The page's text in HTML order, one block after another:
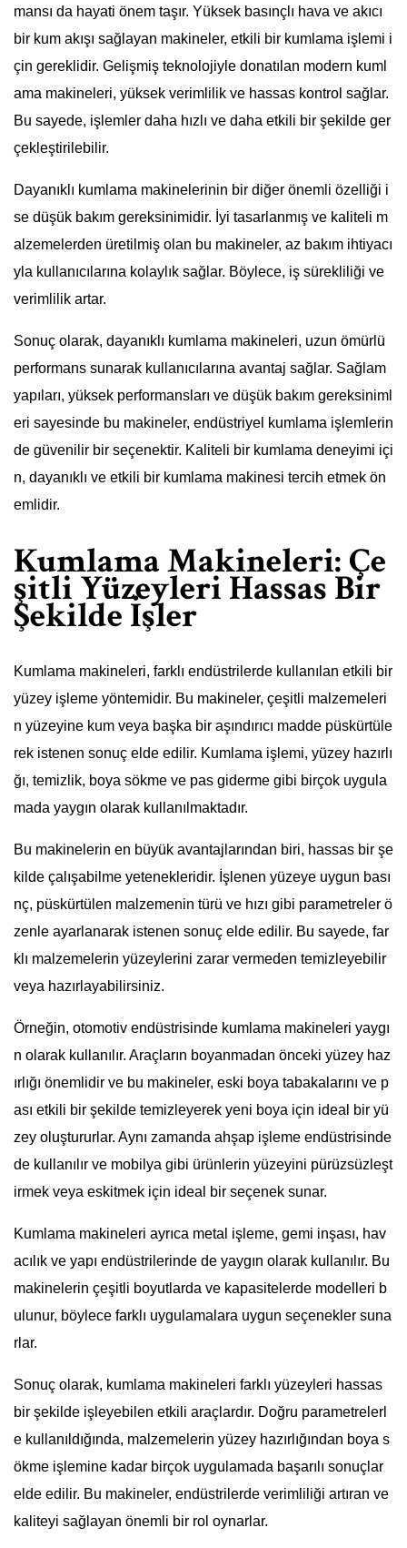
mansı da hayati önem taşır. Yüksek basınçlı hava ve akıcı
bir kum akışı sağlayan makineler, etkili bir kumlama işlemi i
çin gereklidir. Gelişmiş teknolojiyle donatılan modern kuml
ama makineleri, yüksek verimlilik ve hassas kontrol sağlar.
Bu sayede, işlemler daha hızlı ve daha etkili bir şekilde ger
çekleştirilebilir.
Dayanıklı kumlama makinelerinin bir diğer önemli özelliği i
se düşük bakım gereksinimidir. İyi tasarlanmış ve kaliteli m
alzemelerden üretilmiş olan bu makineler, az bakım ihtiyacı
yla kullanıcılarına kolaylık sağlar. Böylece, iş sürekliliği ve
verimlilik artar.
Sonuç olarak, dayanıklı kumlama makineleri, uzun ömürlü
performans sunarak kullanıcılarına avantaj sağlar. Sağlam
yapıları, yüksek performansları ve düşük bakım gereksiniml
eri sayesinde bu makineler, endüstriyel kumlama işlemlerin
de güvenilir bir seçenektir. Kaliteli bir kumlama deneyimi içi
n, dayanıklı ve etkili bir kumlama makinesi tercih etmek ön
emlidir.
Kumlama Makineleri: Çe
şitli Yüzeyleri Hassas Bir
Şekilde İşler
Kumlama makineleri, farklı endüstrilerde kullanılan etkili bir
yüzey işleme yöntemidir. Bu makineler, çeşitli malzemeleri
n yüzeyine kum veya başka bir aşındırıcı madde püskürtüle
rek istenen sonuç elde edilir. Kumlama işlemi, yüzey hazırlı
ğı, temizlik, boya sökme ve pas giderme gibi birçok uygula
mada yaygın olarak kullanılmaktadır.
Bu makinelerin en büyük avantajlarından biri, hassas bir şe
kilde çalışabilme yetenekleridir. İşlenen yüzeye uygun bası
nç, püskürtülen malzemenin türü ve hızı gibi parametreler ö
zenle ayarlanarak istenen sonuç elde edilir. Bu sayede, far
klı malzemelerin yüzeylerini zarar vermeden temizleyebilir
veya hazırlayabilirsiniz.
Örneğin, otomotiv endüstrisinde kumlama makineleri yaygı
n olarak kullanılır. Araçların boyanmadan önceki yüzey haz
ırlığı önemlidir ve bu makineler, eski boya tabakalarını ve p
ası etkili bir şekilde temizleyerek yeni boya için ideal bir yü
zey oluştururlar. Aynı zamanda ahşap işleme endüstrisinde
de kullanılır ve mobilya gibi ürünlerin yüzeyini pürüzsüzleşt
irmek veya eskitmek için ideal bir seçenek sunar.
Kumlama makineleri ayrıca metal işleme, gemi inşası, hav
acılık ve yapı endüstrilerinde de yaygın olarak kullanılır. Bu
makinelerin çeşitli boyutlarda ve kapasitelerde modelleri b
ulunur, böylece farklı uygulamalara uygun seçenekler suna
rlar.
Sonuç olarak, kumlama makineleri farklı yüzeyleri hassas
bir şekilde işleyebilen etkili araçlardır. Doğru parametrelerl
e kullanıldığında, malzemelerin yüzey hazırlığından boya s
ökme işlemine kadar birçok uygulamada başarılı sonuçlar
elde edilir. Bu makineler, endüstrilerde verimliliği artıran ve
kaliteyi sağlayan önemli bir rol oynarlar.